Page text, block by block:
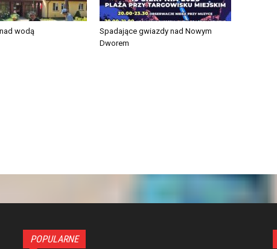
wodą
Spadające gwiazdy nad Nowym
Dworem
POPULARNE